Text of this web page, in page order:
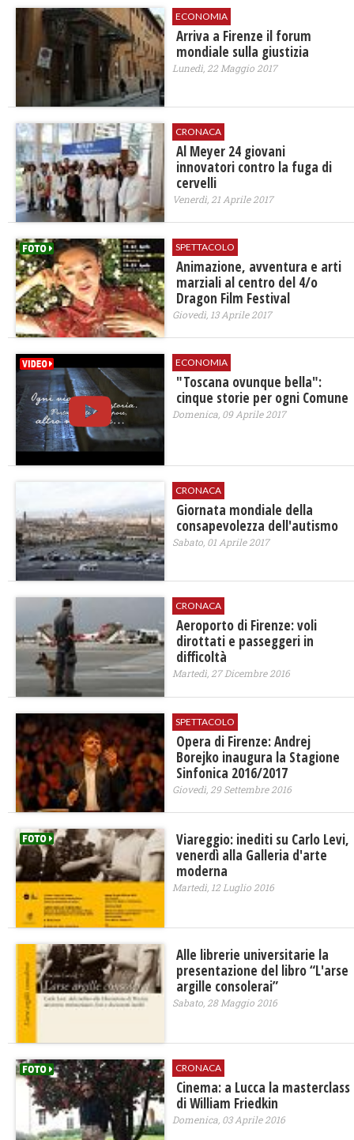
ECONOMIA
Arriva a Firenze il forum
mondiale sulla giustizia
Lunedì, 22 Maggio 2017
CRONACA
Al Meyer 24 giovani
innovatori contro la fuga di
cervelli
Venerdì, 21 Aprile 2017
SPETTACOLO
Animazione, avventura e arti
marziali al centro del 4/o
Dragon Film Festival
Giovedì, 13 Aprile 2017
ECONOMIA
"Toscana ovunque bella":
cinque storie per ogni Comune
Domenica, 09 Aprile 2017
CRONACA
Giornata mondiale della
consapevolezza dell'autismo
Sabato, 01 Aprile 2017
CRONACA
​Aeroporto di Firenze: voli
dirottati e passeggeri in
difficoltà
Martedì, 27 Dicembre 2016
SPETTACOLO
Opera di Firenze: Andrej
Borejko inaugura la Stagione
Sinfonica 2016/2017
Giovedì, 29 Settembre 2016
Viareggio: inediti su Carlo Levi,
venerdì alla Galleria d'arte
moderna
Martedì, 12 Luglio 2016
Alle librerie universitarie la
presentazione del libro “L'arse
argille consolerai”
Sabato, 28 Maggio 2016
CRONACA
Cinema: a Lucca la masterclass
di William Friedkin
Domenica, 03 Aprile 2016